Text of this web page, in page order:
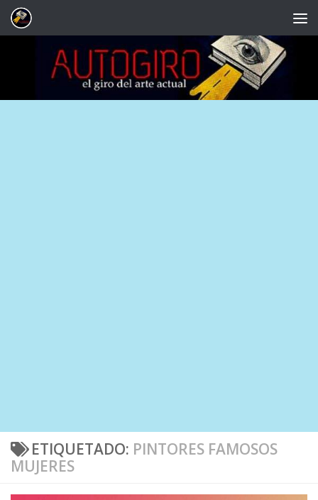
Saltar al contenido
ETIQUETADO: PINTORES FAMOSOS
MUJERES